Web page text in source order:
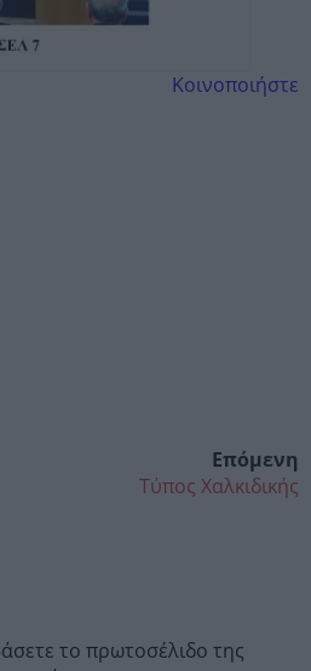
Κοινοποιήστε
Επόμενη
Τύπος Χαλκιδικής
το πρωτοσέλιδο της